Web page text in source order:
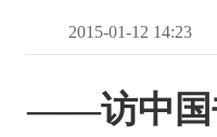
2015-01-12 14:23
——访中国